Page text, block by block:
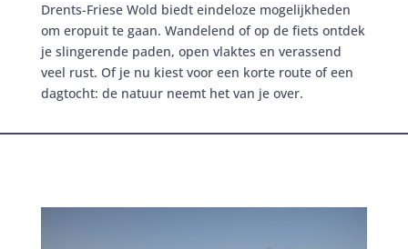
Drents-Friese Wold biedt eindeloze mogelijkheden
om eropuit te gaan. Wandelend of op de fiets ontdek
je slingerende paden, open vlaktes en verassend
veel rust. Of je nu kiest voor een korte route of een
dagtocht: de natuur neemt het van je over.